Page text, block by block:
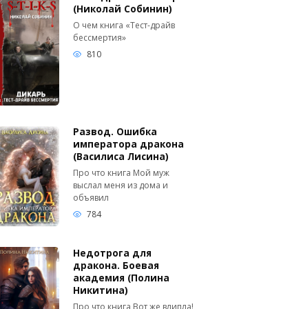
(Николай Собинин)
О чем книга «Тест-драйв
бессмертия»
810
Развод. Ошибка
императора дракона
(Василиса Лисина)
Про что книга Мой муж
выслал меня из дома и
объявил
784
Недотрога для
дракона. Боевая
академия (Полина
Никитина)
Про что книга Вот же влипла!